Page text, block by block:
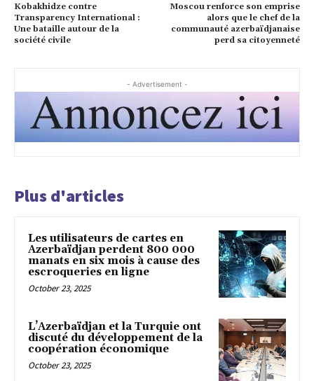
Kobakhidze contre
Transparency International :
Une bataille autour de la
société civile
Moscou renforce son emprise
alors que le chef de la
communauté azerbaïdjanaise
perd sa citoyenneté
- Advertisement -
Plus d'articles
Les utilisateurs de cartes en
Azerbaïdjan perdent 800 000
manats en six mois à cause des
escroqueries en ligne
October 23, 2025
L’Azerbaïdjan et la Turquie ont
discuté du développement de la
coopération économique
October 23, 2025